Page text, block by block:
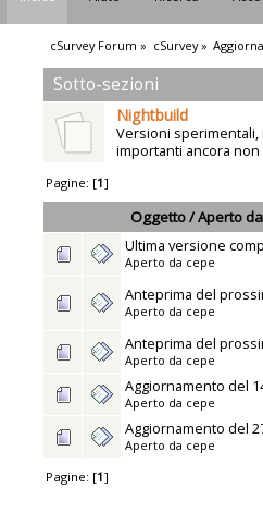
cSurvey Forum » cSurvey»
Sotto-sezioni
Nightbuild
Versioni
importanti ancora non
Pagine: [1]
Oggetto/Aperto da
Ultima versione
Aperto da cepe
Anteprima del
Aperto da cepe
Anteprima del
Aperto da cepe
Aggiornamento del
Aperto da cepe
Aggiornamento del
Aperto da cepe
Pagine: [1]